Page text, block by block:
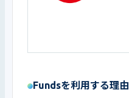
Fundsを利用する理由